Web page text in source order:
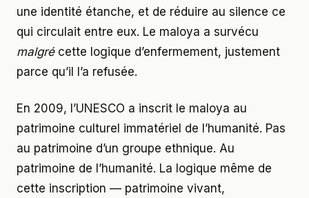
une identité étanche, et de réduire au silence ce
qui circulait entre eux. Le maloya a survécu
malgrécette logique d’enfermement, justement
parce qu’il l’a refusée.
En 2009, l’UNESCO a inscrit le maloya au
patrimoine culturel immatériel de l’humanité. Pas
au patrimoine d’un groupe ethnique. Au
patrimoine de l’humanité. La logique même de
cette inscription — patrimoine vivant,